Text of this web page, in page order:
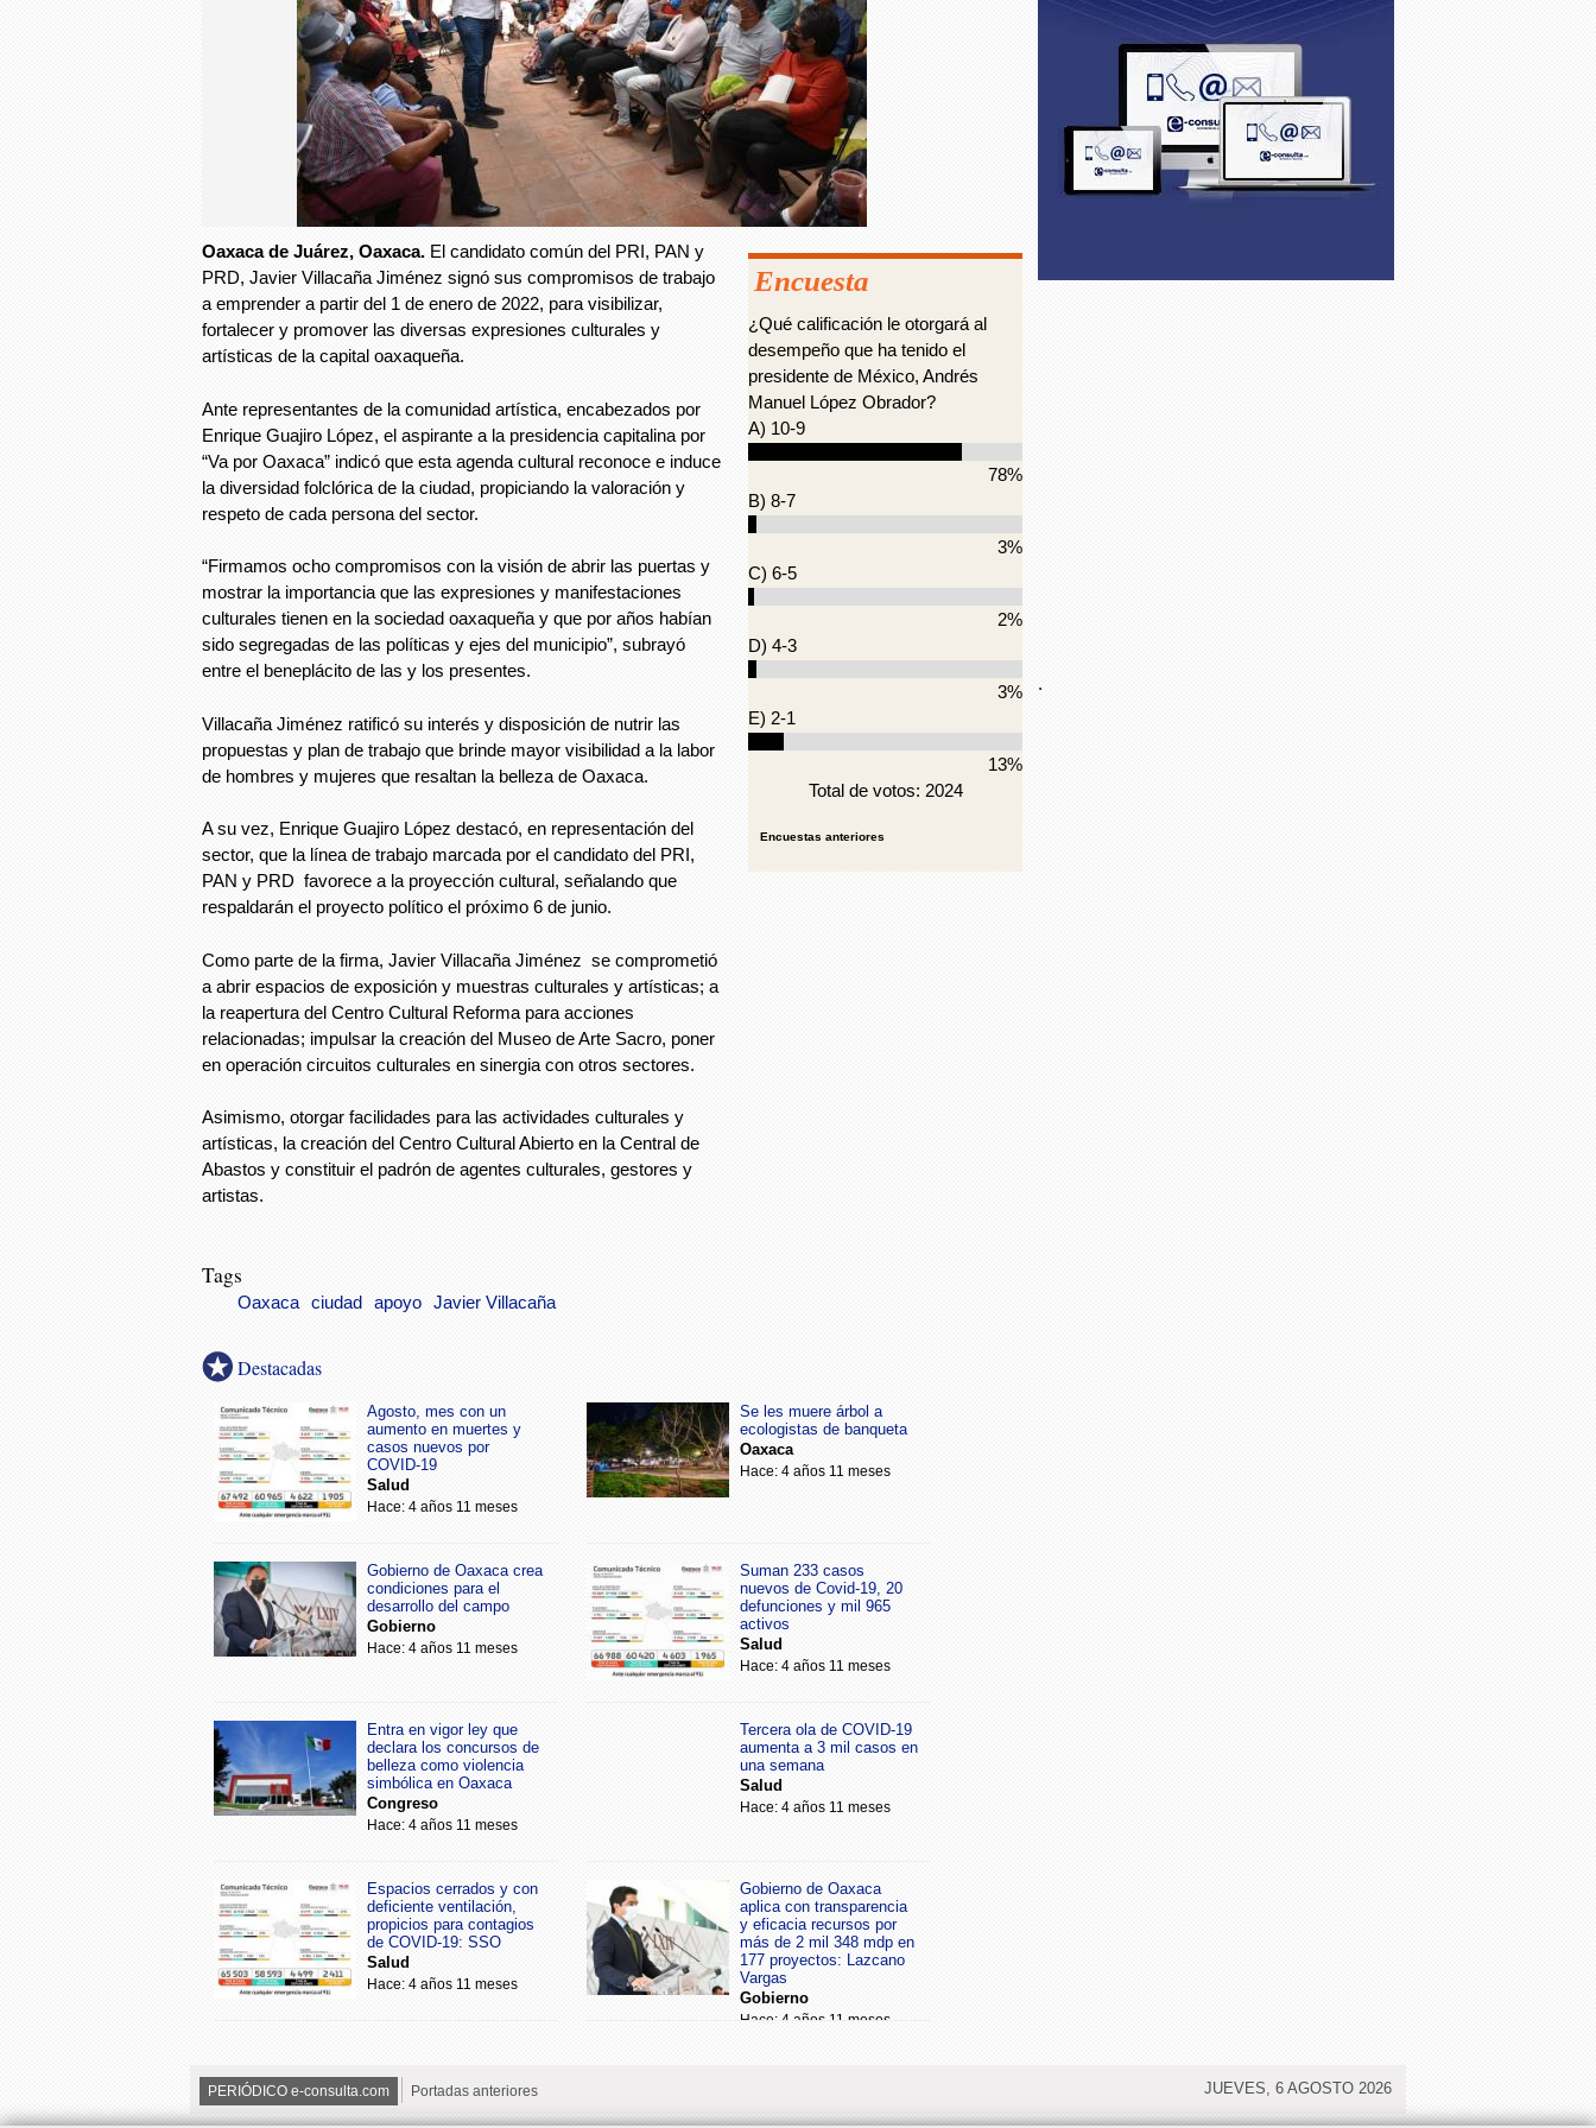
Oaxaca de Juárez, Oaxaca. El candidato común del PRI, PAN y
PRD, Javier Villacaña Jiménez signó sus compromisos de trabajo
a emprender a partir del 1 de enero de 2022, para visibilizar,
fortalecer y promover las diversas expresiones culturales y
artísticas de la capital oaxaqueña.
Ante representantes de la comunidad artística, encabezados por
Enrique Guajiro López, el aspirante a la presidencia capitalina por
“Va por Oaxaca” indicó que esta agenda cultural reconoce e induce
la diversidad folclórica de la ciudad, propiciando la valoración y
respeto de cada persona del sector.
“Firmamos ocho compromisos con la visión de abrir las puertas y
mostrar la importancia que las expresiones y manifestaciones
culturales tienen en la sociedad oaxaqueña y que por años habían
sido segregadas de las políticas y ejes del municipio”, subrayó
entre el beneplácito de las y los presentes.
Villacaña Jiménez ratificó su interés y disposición de nutrir las
propuestas y plan de trabajo que brinde mayor visibilidad a la labor
de hombres y mujeres que resaltan la belleza de Oaxaca.
A su vez, Enrique Guajiro López destacó, en representación del
sector, que la línea de trabajo marcada por el candidato del PRI,
PAN y PRD favorece a la proyección cultural, señalando que
respaldarán el proyecto político el próximo 6 de junio.
Como parte de la firma, Javier Villacaña Jiménez se comprometió
a abrir espacios de exposición y muestras culturales y artísticas; a
la reapertura del Centro Cultural Reforma para acciones
relacionadas; impulsar la creación del Museo de Arte Sacro, poner
en operación circuitos culturales en sinergia con otros sectores.
Asimismo, otorgar facilidades para las actividades culturales y
artísticas, la creación del Centro Cultural Abierto en la Central de
Abastos y constituir el padrón de agentes culturales, gestores y
artistas.
Encuesta
¿Qué calificación le otorgará al
desempeño que ha tenido el
presidente de México, Andrés
Manuel López Obrador?
A) 10-9
78%
B) 8-7
3%
C) 6-5
2%
D) 4-3
3%
E) 2-1
13%
Total de votos: 2024
Encuestas anteriores
Tags
Oaxaca ciudad apoyo Javier Villacaña
Destacadas
Agosto, mes con un
aumento en muertes y
casos nuevos por
COVID-19
Salud
Hace: 4 años 11 meses
Se les muere árbol a
ecologistas de banqueta
Oaxaca
Hace: 4 años 11 meses
Gobierno de Oaxaca crea
condiciones para el
desarrollo del campo
Gobierno
Hace: 4 años 11 meses
Suman 233 casos
nuevos de Covid-19, 20
defunciones y mil 965
activos
Salud
Hace: 4 años 11 meses
Entra en vigor ley que
declara los concursos de
belleza como violencia
simbólica en Oaxaca
Congreso
Hace: 4 años 11 meses
Tercera ola de COVID-19
aumenta a 3 mil casos en
una semana
Salud
Hace: 4 años 11 meses
Espacios cerrados y con
deficiente ventilación,
propicios para contagios
de COVID-19: SSO
Salud
Hace: 4 años 11 meses
Gobierno de Oaxaca
aplica con transparencia
y eficacia recursos por
más de 2 mil 348 mdp en
177 proyectos: Lazcano
Vargas
Gobierno
Hace: 4 años 11 meses
.
PERIÓDICO e-consulta.com Portadas anteriores JUEVES, 6 AGOSTO 2026